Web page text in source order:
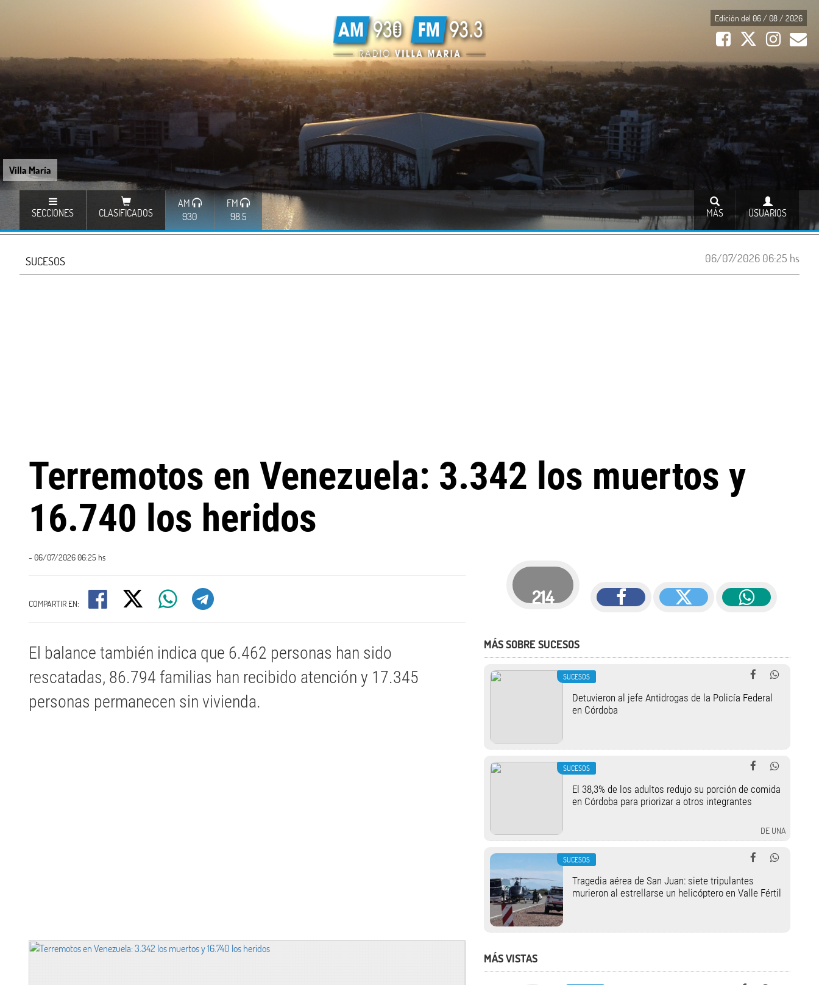
Villa María
Edición del 06 / 08 / 2026
SECCIONES CLASIFICADOS
AM
930
FM
98.5
USUARIOS
MÁS
06/07/2026 06:25 hs
SUCESOS
Terremotos en Venezuela: 3.342 los muertos y
16.740 los heridos
- 06/07/2026 06:25 hs
COMPARTIR EN:
El balance también indica que 6.462 personas han sido
rescatadas, 86.794 familias han recibido atención y 17.345
personas permanecen sin vivienda.
214
MÁS SOBRE SUCESOS
SUCESOS
Detuvieron al jefe Antidrogas de la Policía Federal
en Córdoba
SUCESOS
El 38,3% de los adultos redujo su porción de comida
en Córdoba para priorizar a otros integrantes
DE UNA
SUCESOS
Tragedia aérea de San Juan: siete tripulantes
murieron al estrellarse un helicóptero en Valle Fértil
MÁS VISTAS